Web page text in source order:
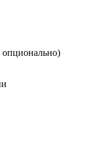
опционально)